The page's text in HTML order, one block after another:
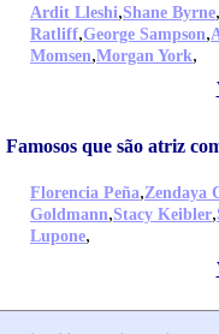
Ardit Lleshi,Shane Byrne,
Ratliff,George Sampson,
Momsen,Morgan York,
Famosos que são atriz
Florencia Peña,Zendaya
Goldmann,Stacy Keibler,
Lupone,